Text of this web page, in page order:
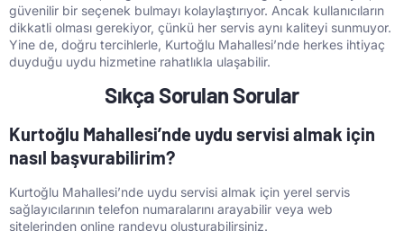
güvenilir bir seçenek bulmayı kolaylaştırıyor. Ancak kullanıcıların
dikkatli olması gerekiyor, çünkü her servis aynı kaliteyi sunmuyor.
Yine de, doğru tercihlerle, Kurtoğlu Mahallesi’nde herkes ihtiyaç
duyduğu uydu hizmetine rahatlıkla ulaşabilir.
Sıkça Sorulan Sorular
Kurtoğlu Mahallesi’nde uydu servisi almak için
nasıl başvurabilirim?
Kurtoğlu Mahallesi’nde uydu servisi almak için yerel servis
sağlayıcılarının telefon numaralarını arayabilir veya web
sitelerinden online randevu oluşturabilirsiniz.